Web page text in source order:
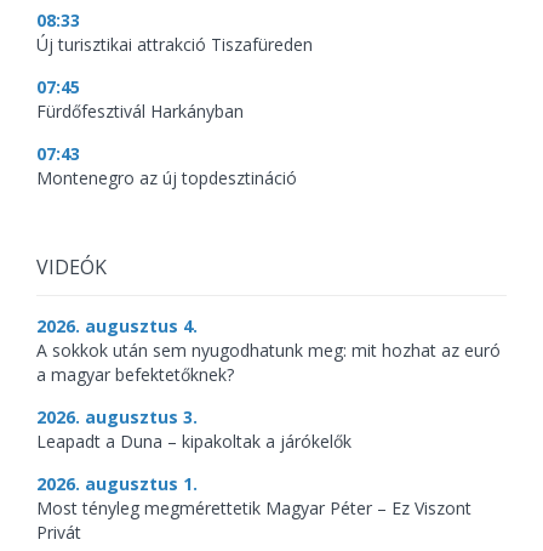
08:33
Új turisztikai attrakció Tiszafüreden
07:45
Fürdőfesztivál Harkányban
07:43
Montenegro az új topdesztináció
VIDEÓK
2026. augusztus 4.
A sokkok után sem nyugodhatunk meg: mit hozhat az euró
a magyar befektetőknek?
2026. augusztus 3.
Leapadt a Duna – kipakoltak a járókelők
2026. augusztus 1.
Most tényleg megmérettetik Magyar Péter – Ez Viszont
Privát